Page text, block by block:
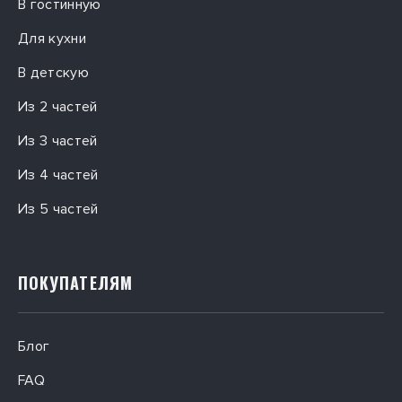
В гостинную
Для кухни
В детскую
Из 2 частей
Из 3 частей
Из 4 частей
Из 5 частей
ПОКУПАТЕЛЯМ
Блог
FAQ